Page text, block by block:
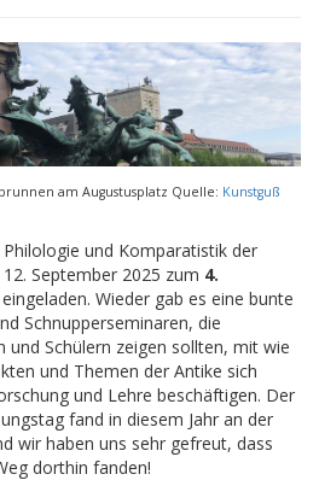
am Augustusplatz Quelle: Kunstguß
und Komparatistik der
September 2025 zum 4.
eingeladen. Wieder gab es eine bunte
Schnupperseminaren, die
und Schülern zeigen sollten, mit wie
und Themen der Antike sich
und Lehre beschäftigen. Der
fand in diesem Jahr an der
wir haben uns sehr gefreut, dass
dorthin fanden!